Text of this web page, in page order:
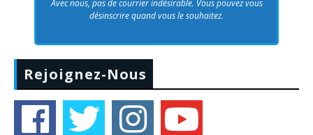
Avec nous, pas de courrier indésirable. Vous pouvez vous
désinscrire quand vous le souhaitez.
Rejoignez-Nous